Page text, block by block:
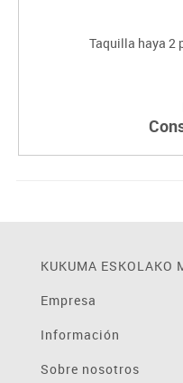
Taquilla haya 2
KUKUMA ESKOLAKO
Empresa
Información
Sobre nosotros